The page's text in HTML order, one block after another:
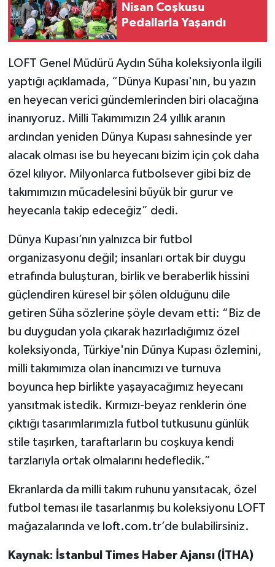
Nisan Coşkusu
Pedallarla Yaşandı
LOFT Genel Müdürü Aydın Süha koleksiyonla ilgili
yaptığı açıklamada, “Dünya Kupası'nın, bu yazın
en heyecan verici gündemlerinden biri olacağına
inanıyoruz. Milli Takımımızın 24 yıllık aranın
ardından yeniden Dünya Kupası sahnesinde yer
alacak olması ise bu heyecanı bizim için çok daha
özel kılıyor. Milyonlarca futbolsever gibi biz de
takımımızın mücadelesini büyük bir gurur ve
heyecanla takip edeceğiz” dedi.
Dünya Kupası’nın yalnızca bir futbol
organizasyonu değil; insanları ortak bir duygu
etrafında buluşturan, birlik ve beraberlik hissini
güçlendiren küresel bir şölen olduğunu dile
getiren Süha sözlerine şöyle devam etti: “Biz de
bu duygudan yola çıkarak hazırladığımız özel
koleksiyonda, Türkiye'nin Dünya Kupası özlemini,
milli takımımıza olan inancımızı ve turnuva
boyunca hep birlikte yaşayacağımız heyecanı
yansıtmak istedik. Kırmızı-beyaz renklerin öne
çıktığı tasarımlarımızla futbol tutkusunu günlük
stile taşırken, taraftarların bu coşkuya kendi
tarzlarıyla ortak olmalarını hedefledik.”
Ekranlarda da milli takım ruhunu yansıtacak, özel
futbol teması ile tasarlanmış bu koleksiyonu LOFT
mağazalarında ve loft.com.tr’de bulabilirsiniz.
Kaynak: İstanbul Times Haber Ajansı (İTHA)